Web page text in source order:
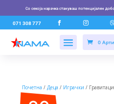
Со секоја нарачка стануваш потенцијален
071 308 777  
0
Почетна / Деца / Играчки /